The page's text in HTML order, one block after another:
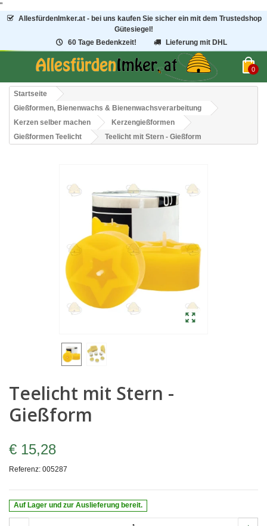
"
AllesfürdenImker.at - bei uns kaufen Sie sicher ein mit dem Trustedshop
Gütesiegel!
60 Tage Bedenkzeit!
Lieferung mit DHL
0
Startseite
Gießformen, Bienenwachs & Bienenwachsverarbeitung
Kerzen selber machen
Kerzengießformen
Gießformen Teelicht
Teelicht mit Stern - Gießform
Teelicht mit Stern -
Gießform
€ 15,28
Referenz: 005287
Auf Lager und zur Auslieferung bereit.